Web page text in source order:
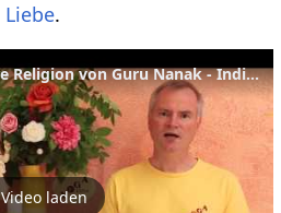
Liebe.
Sikhismus - gegründete Religion von Guru Nanak - Indien Wörterbuch
Video laden